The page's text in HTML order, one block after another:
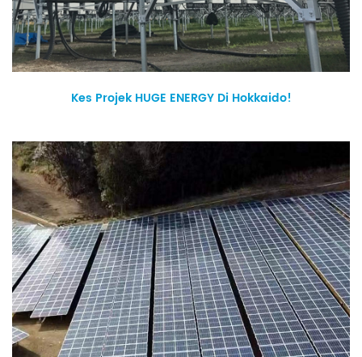
Kes Projek HUGE ENERGY Di Hokkaido!